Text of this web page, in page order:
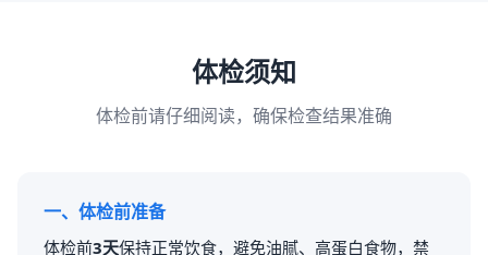
体检须知
体检前请仔细阅读，确保检查结果准确
一、体检前准备
体检前3天保持正常饮食，避免油腻、高蛋白食物，禁